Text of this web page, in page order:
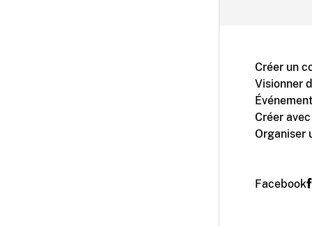
Créer un
Visionner
Créer
Organiser
Facebook